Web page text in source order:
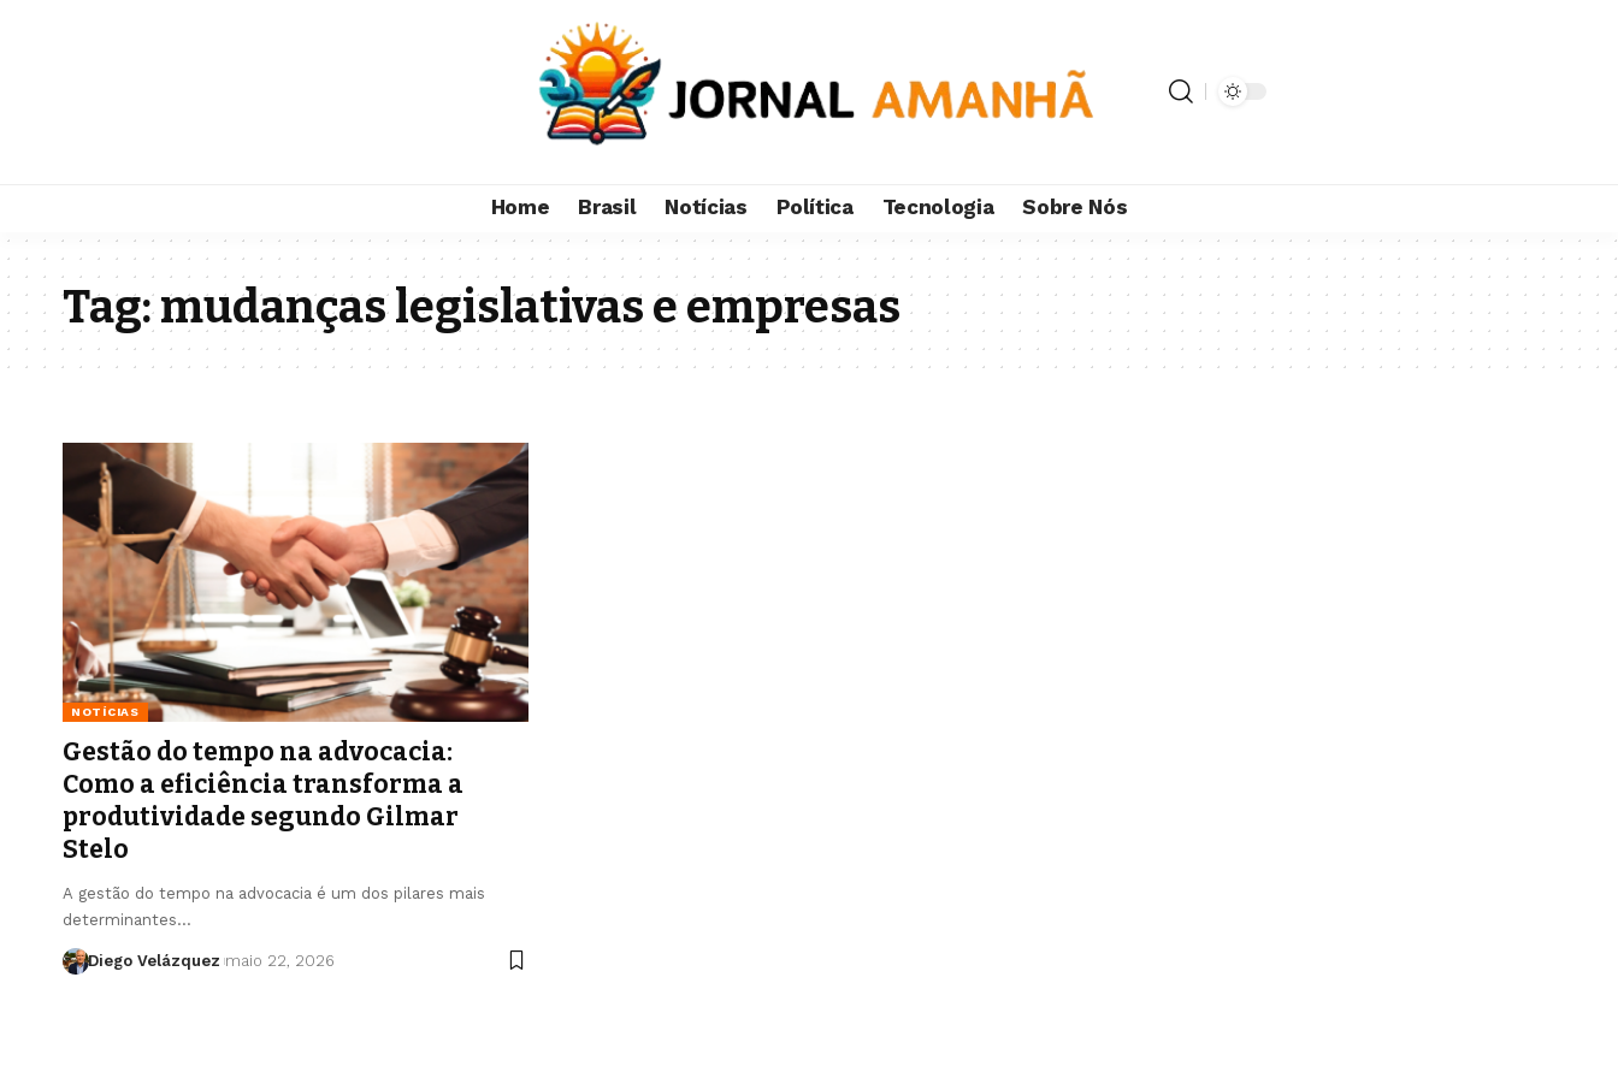
Home Brasil Notícias Política Tecnologia Sobre Nós
Tag:mudanças legislativas e empresas
NOTÍCIAS
Gestão do tempo na advocacia:
Como a eficiência transforma a
produtividade segundo Gilmar
Stelo
A gestão do tempo na advocacia é um dos pilares mais
determinantes…
Diego Velázquez maio 22, 2026